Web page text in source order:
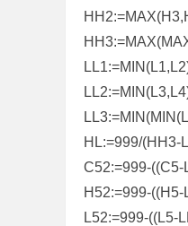
HL:=999/(HH3-
C52:=999-((C5-
H52:=999-((H5-
L52:=999-((L5-